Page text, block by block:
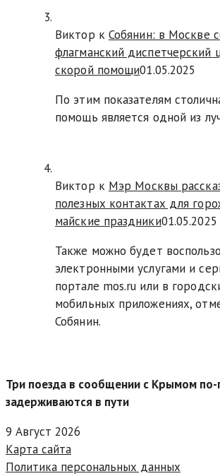
Виктор к Собянин: в Москве
флагманский диспетчерский
скорой помощи01.05.2025
По этим показателям
помощь является одной из
Виктор к Мэр Москвы
полезных контактах для
майские праздники01.05.2025
Также можно будет
электронными услугами и
портале mos.ru или в
мобильных приложениях,
Собянин.
Три поезда в сообщении с Крымом
задерживаются в пути
9 Август 2026
Карта сайта
Политика персональных данных